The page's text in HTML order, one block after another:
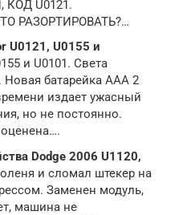
U0121.
РАЗОРТИРОВАТЬ?…
U0121, U0155 и
и U0101. Света
Новая батарейка AAA 2
издает ужасный
но не постоянно.
Dodge 2006 U1120,
и сломал штекер на
Заменен модуль,
машина не